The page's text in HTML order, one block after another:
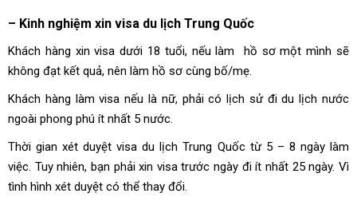
– Kinh nghiệm xin visa du lịch Trung Quốc
Khách hàng xin visa dưới 18 tuổi, nếu làm hồ sơ một mình sẽ
không đạt kết quả, nên làm hồ sơ cùng bố/mẹ.
Khách hàng làm visa nếu là nữ, phải có lịch sử đi du lịch nước
ngoài phong phú ít nhất 5 nước.
Thời gian xét duyệt visa du lịch Trung Quốc từ 5 – 8 ngày làm
việc. Tuy nhiên, bạn phải xin visa trước ngày đi ít nhất 25 ngày. Vì
tình hình xét duyệt có thể thay đổi.